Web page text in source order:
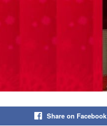
Share on Facebook